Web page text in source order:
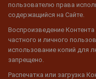
пользователю права
содержащийся на Сайте.
Воспроизведение
частного и личного
использование копий для
запрещено.
Распечатка или загрузка